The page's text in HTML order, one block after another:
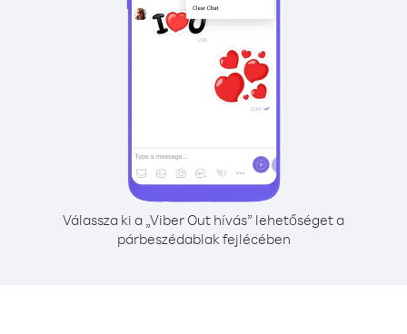
Válassza ki a „Viber Out hívás” lehetőséget a
párbeszédablak fejlécében